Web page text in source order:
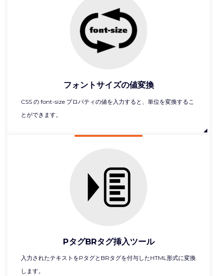
フォントサイズの値変換
CSS の font-size プロパティの値を入力すると、単位を変換するこ
とができます。
PタグBRタグ挿入ツール
入力されたテキストをPタグとBRタグを付与したHTML形式に変換
します。